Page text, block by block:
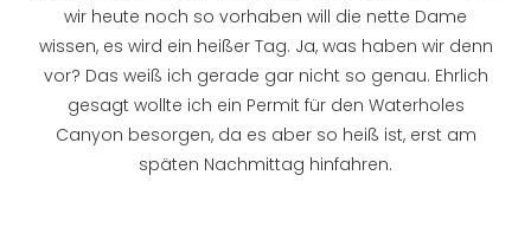
wir heute noch so vorhaben will die nette Dame
wissen, es wird ein heißer Tag. Ja, was haben wir denn
vor? Das weiß ich gerade gar nicht so genau. Ehrlich
gesagt wollte ich ein Permit für den Waterholes
Canyon besorgen, da es aber so heiß ist, erst am
späten Nachmittag hinfahren.